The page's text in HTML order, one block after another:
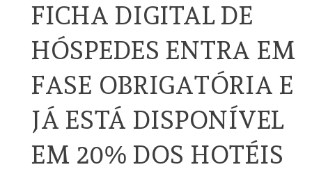
FICHA DIGITAL DE
HÓSPEDES ENTRA EM
FASE OBRIGATÓRIA E
JÁ ESTÁ DISPONÍVEL
EM 20% DOS HOTÉIS